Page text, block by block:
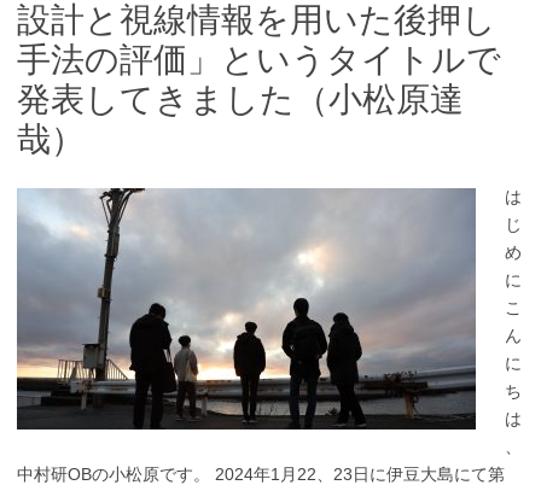
設計と視線情報を用いた後押し
手法の評価」というタイトルで
発表してきました（小松原達
哉）
は
じ
め
に
こ
ん
に
ち
は
中村研OBの小松原です。 2024年1月22、23日に伊豆大島にて第